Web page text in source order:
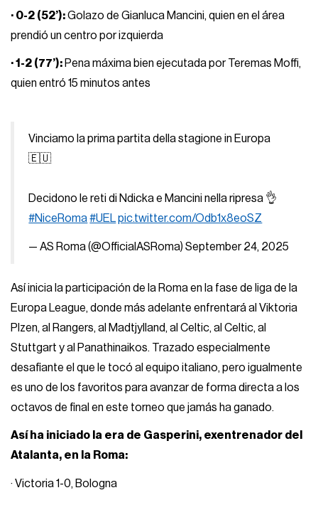
· 0-2 (52’):Golazo de Gianluca Mancini, quien en el área
prendió un centro por izquierda
· 1-2 (77’): Pena máxima bien ejecutada por Teremas Moffi,
quien entró 15 minutos antes
Vinciamo la prima partita della stagione in Europa
🇪🇺
Decidono le reti di Ndicka e Mancini nella ripresa 👌
#NiceRoma #UELpic.twitter.com/Odb1x8eoSZ
— AS Roma (@OfficialASRoma)September 24, 2025
Así inicia la participación de la Roma en la fase de liga de la
Europa League, donde más adelante enfrentará al Viktoria
Plzen, al Rangers, al Madtjylland, al Celtic, al Celtic, al
Stuttgart y al Panathinaikos. Trazado especialmente
desafiante el que le tocó al equipo italiano, pero igualmente
es uno de los favoritos para avanzar de forma directa a los
octavos de final en este torneo que jamás ha ganado.
Así ha iniciado la era de Gasperini, exentrenador del
Atalanta, en la Roma:
· Victoria 1-0, Bologna